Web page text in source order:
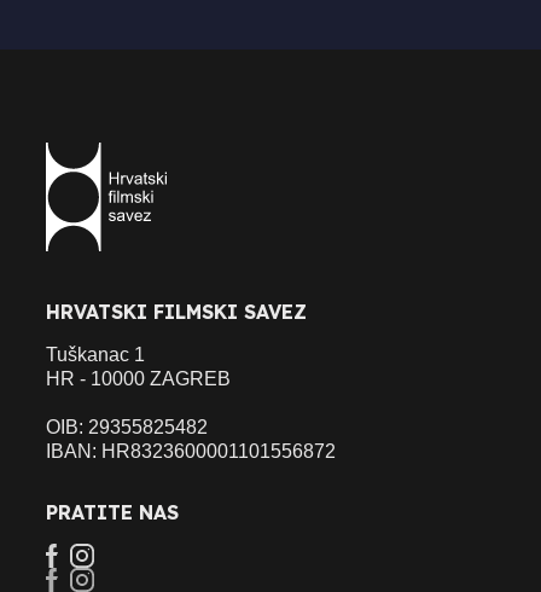
HRVATSKI FILMSKI SAVEZ
Tuškanac 1
HR - 10000 ZAGREB
OIB: 29355825482
IBAN: HR8323600001101556872
PRATITE NAS